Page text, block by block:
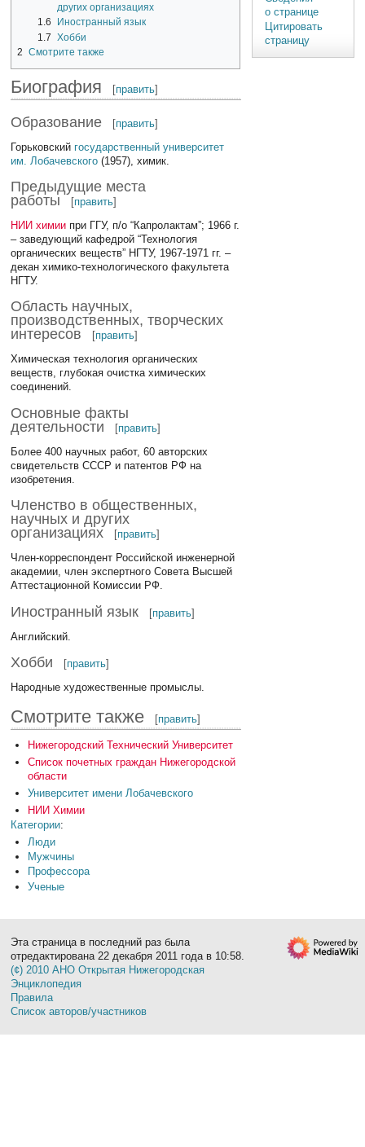
других организациях
1.6
Иностранный язык
1.7 Хобби
2
Смотрите также
Биография [править]
Образование [править]
Горьковский государственный университет
им. Лобачевского (1957), химик.
Предыдущие места
работы
[править]
НИИ химии при ГГУ, п/о “Капролактам”; 1966 г.
– заведующий кафедрой “Технология
органических веществ” НГТУ, 1967-1971 гг. –
декан химико-технологического факультета
НГТУ.
Область научных,
производственных, творческих
интересов
[править]
Химическая технология органических
веществ, глубокая очистка химических
соединений.
Основные факты
деятельности
[править]
Более 400 научных работ, 60 авторских
свидетельств СССР и патентов РФ на
изобретения.
Членство в общественных,
научных и других
организациях
[править]
Член-корреспондент Российской инженерной
академии, член экспертного Совета Высшей
Аттестационной Комиссии РФ.
Иностранный язык [править]
Английский.
Хобби [править]
Народные художественные промыслы.
Смотрите также [править]
Нижегородский Технический Университет
Список почетных граждан Нижегородской
области
Университет имени Лобачевского
НИИ Химии
Категории:
Люди
Мужчины
Профессора
Ученые
о странице
Цитировать
страницу
Эта страница в последний раз была
отредактирована 22 декабря 2011 года в 10:58.
(¢) 2010 АНО Открытая Нижегородская
Энциклопедия
Правила
Список авторов/участников